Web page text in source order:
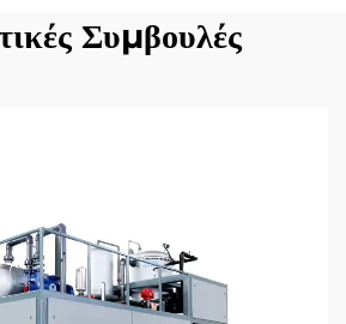
Συμβουλές